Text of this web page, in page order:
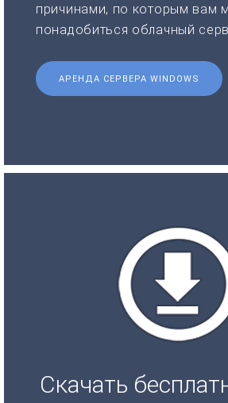
причинами, по которым вам
понадобиться облачный
АРЕНДА СЕРВЕРА WINDOWS
Скачать